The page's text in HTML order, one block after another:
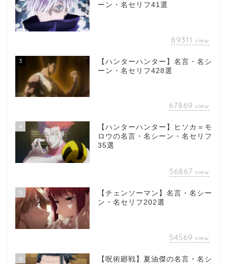
ーン・名セリフ41選
89311 view
3
【ハンターハンター】名言・名シ
ーン・名セリフ428選
67869 view
4
【ハンターハンター】ヒソカ＝モ
ロウの名言・名シーン・名セリフ
35選
56867 view
5
【チェンソーマン】名言・名シー
ン・名セリフ202選
54569 view
6
【呪術廻戦】夏油傑の名言・名シ